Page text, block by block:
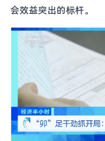
会效益突出的标杆。